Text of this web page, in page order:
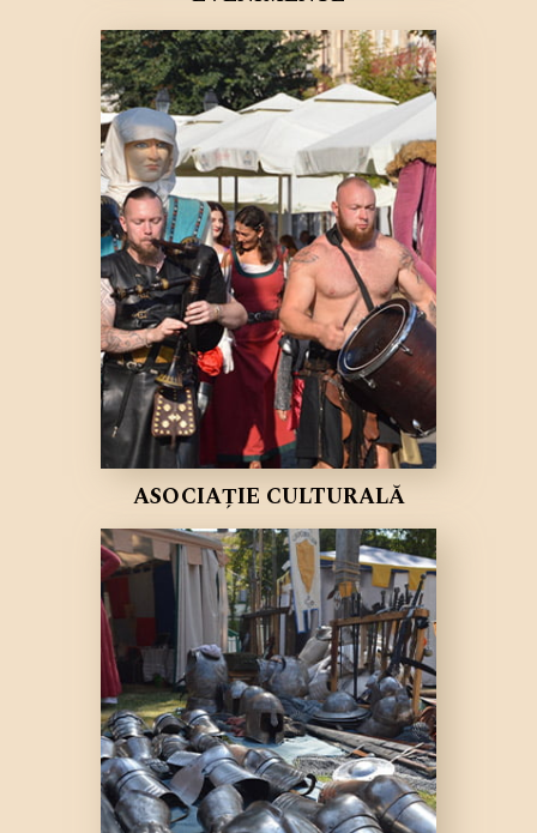
ASOCIAȚIE CULTURALĂ